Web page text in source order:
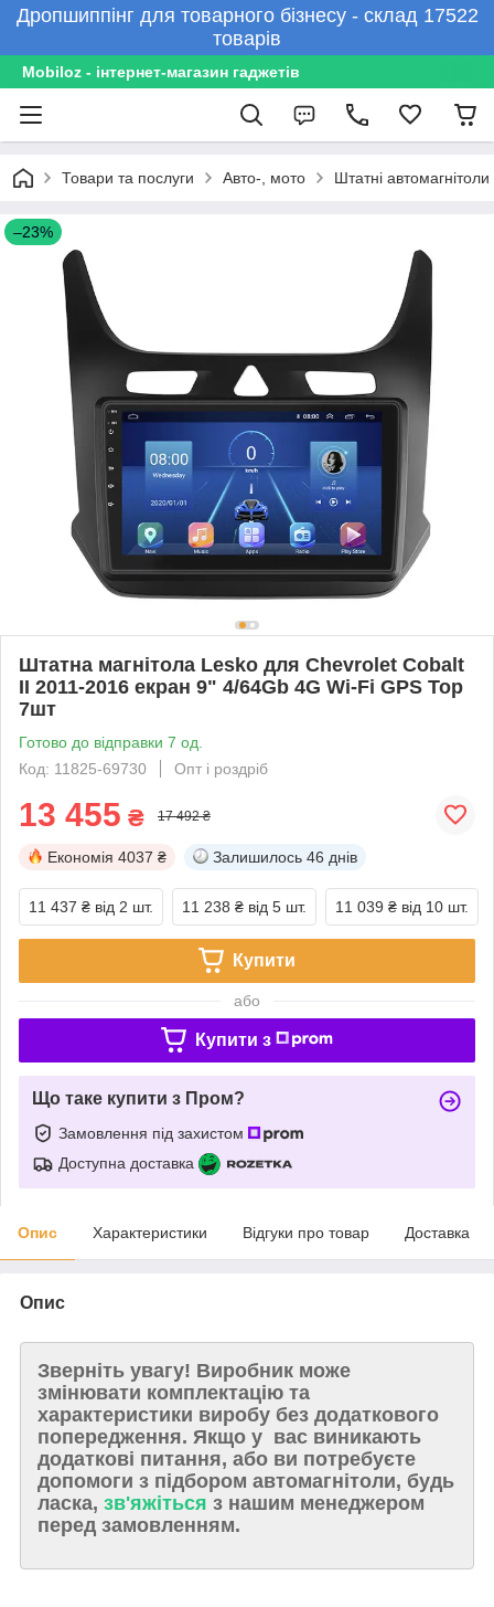
Дропшиппінг для товарного бізнесу - склад 17522
товарів
Mobiloz - інтернет-магазин гаджетів
Товари та послуги Авто-, мото Штатні автомагнітоли
–23%
Штатна магнітола Lesko для Chevrolet Cobalt
II 2011-2016 екран 9" 4/64Gb 4G Wi-Fi GPS Top
7шт
Готово до відправки 7 од.
Код: 11825-69730
Опт і роздріб
13 455 ₴ 17 492 ₴
Економія 4037 ₴ Залишилось 46 днів
11 437 ₴ від 2 шт. 11 238 ₴ від 5 шт. 11 039 ₴ від 10 шт.
Купити
або
Купити з
Що таке купити з Пром?
Замовлення під захистом
Доступна доставка
Опис Характеристики Відгуки про товар Доставка
Опис
Зверніть увагу! Виробник може
змінювати комплектацію та
характеристики виробу без додаткового
попередження. Якщо у вас виникають
додаткові питання, або ви потребуєте
допомоги з підбором автомагнітоли, будь
ласка, зв'яжіться з нашим менеджером
перед замовленням.